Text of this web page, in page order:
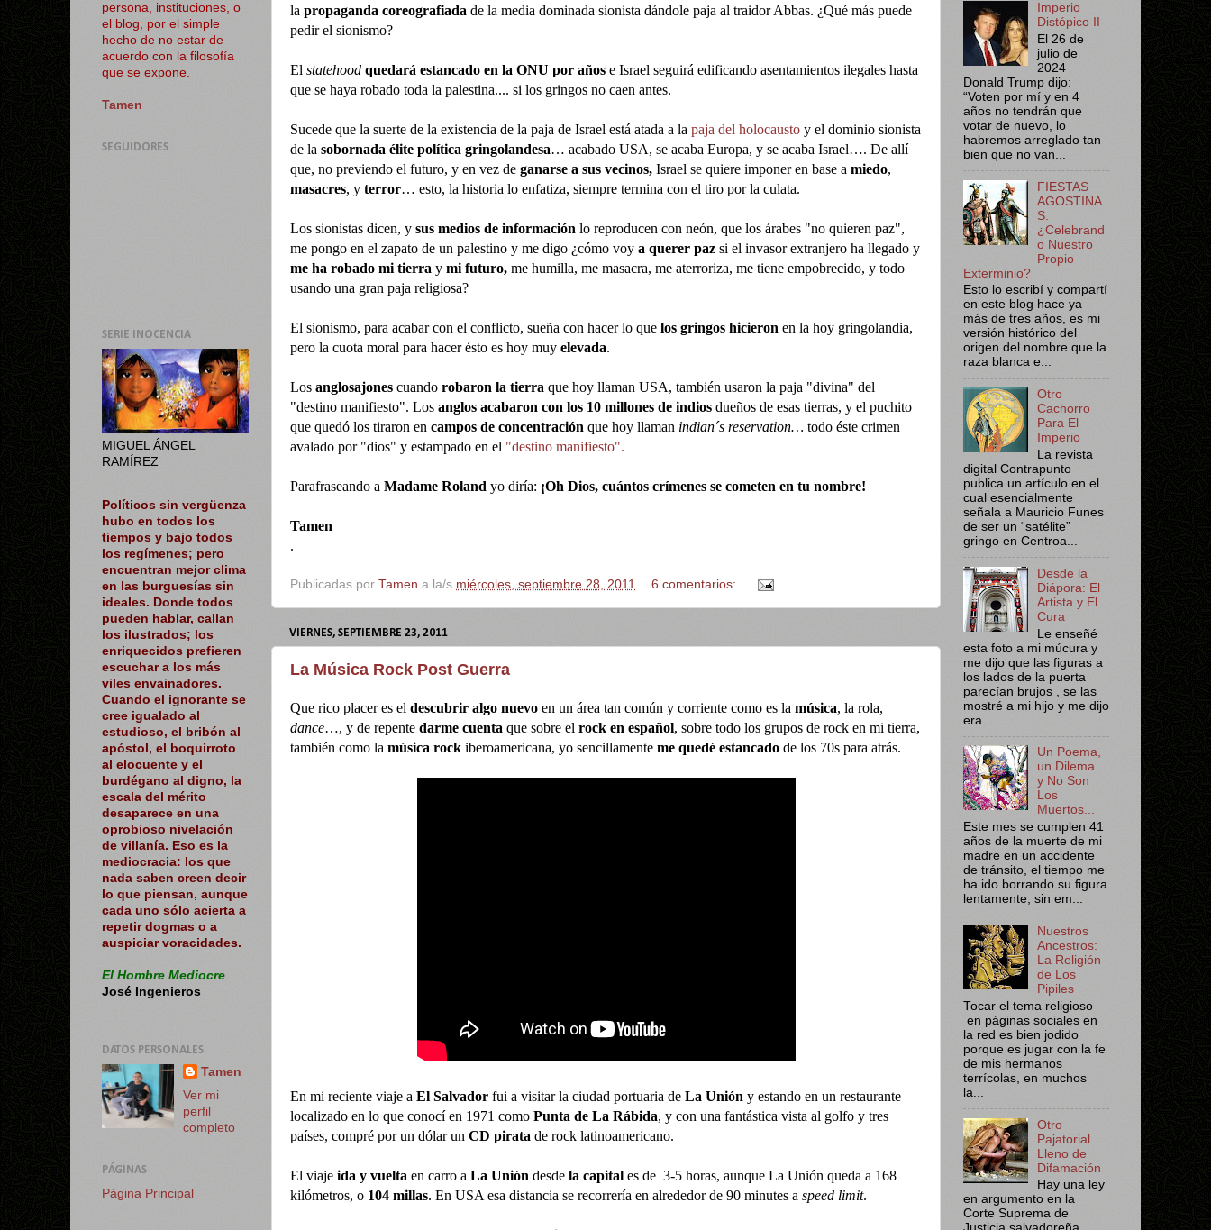
la propaganda coreografiada de la media dominada sionista dándole paja al traidor Abbas. ¿Qué más puede
pedir el sionismo?
El statehood quedará estancado en la ONU por años e Israel seguirá edificando asentamientos ilegales hasta
que se haya robado toda la palestina.... si los gringos no caen antes.
Sucede que la suerte de la existencia de la paja de Israel está atada a la paja del holocausto y el dominio sionista
de la sobornada élite política gringolandesa… acabado USA, se acaba Europa, y se acaba Israel…. De allí
que, no previendo el futuro, y en vez de ganarse a sus vecinos, Israel se quiere imponer en base a miedo,
masacres, y terror… esto, la historia lo enfatiza, siempre termina con el tiro por la culata.
Los sionistas dicen, y sus medios de información lo reproducen con neón, que los árabes "no quieren paz",
me pongo en el zapato de un palestino y me digo ¿cómo voy a querer paz si el invasor extranjero ha llegado y
me ha robado mi tierra y mi futuro, me humilla, me masacra, me aterroriza, me tiene empobrecido, y todo
usando una gran paja religiosa?
El sionismo, para acabar con el conflicto, sueña con hacer lo que los gringos hicieron en la hoy gringolandia,
pero la cuota moral para hacer ésto es hoy muy elevada.
Los anglosajones cuando robaron la tierra que hoy llaman USA, también usaron la paja "divina" del
"destino manifiesto". Los anglos acabaron con los 10 millones de indios dueños de esas tierras, y el puchito
que quedó los tiraron en campos de concentración que hoy llaman indian´s reservation… todo éste crimen
avalado por "dios" y estampado en el "destino manifiesto".
Parafraseando a Madame Roland yo diría: ¡Oh Dios, cuántos crímenes se cometen en tu nombre!
Tamen
.
Publicadas por Tamen a la/s miércoles, septiembre 28, 2011 6 comentarios:
VIERNES, SEPTIEMBRE 23, 2011
La Música Rock Post Guerra
Que rico placer es el descubrir algo nuevo en un área tan común y corriente como es la música, la rola,
dance…, y de repente darme cuenta que sobre el rock en español, sobre todo los grupos de rock en mi tierra,
también como la música rock iberoamericana, yo sencillamente me quedé estancado de los 70s para atrás.
En mi reciente viaje a El Salvador fui a visitar la ciudad portuaria de La Unión y estando en un restaurante
localizado en lo que conocí en 1971 como Punta de La Rábida, y con una fantástica vista al golfo y tres
países, compré por un dólar un CD pirata de rock latinoamericano.
El viaje ida y vuelta en carro a La Unión desde la capital es de 3-5 horas, aunque La Unión queda a 168
kilómetros, o 104 millas. En USA esa distancia se recorrería en alrededor de 90 minutes a speed limit.
persona, instituciones, o
el blog, por el simple
hecho de no estar de
acuerdo con la filosofía
que se expone.
Tamen
SEGUIDORES
SERIE INOCENCIA
MIGUEL ÁNGEL
RAMÍREZ
Políticos sin vergüenza
hubo en todos los
tiempos y bajo todos
los regímenes; pero
encuentran mejor clima
en las burguesías sin
ideales. Donde todos
pueden hablar, callan
los ilustrados; los
enriquecidos prefieren
escuchar a los más
viles envainadores.
Cuando el ignorante se
cree igualado al
estudioso, el bribón al
apóstol, el boquirroto
al elocuente y el
burdégano al digno, la
escala del mérito
desaparece en una
oprobioso nivelación
de villanía. Eso es la
mediocracia: los que
nada saben creen decir
lo que piensan, aunque
cada uno sólo acierta a
repetir dogmas o a
auspiciar voracidades.
El Hombre Mediocre
José Ingenieros
DATOS PERSONALES
Tamen
Ver mi
perfil
completo
PÁGINAS
Página Principal
Imperio
Distópico II
El 26 de
julio de
2024
Donald Trump dijo:
“Voten por mí y en 4
años no tendrán que
votar de nuevo, lo
habremos arreglado tan
bien que no van...
FIESTAS
AGOSTINA
S:
¿Celebrand
o Nuestro
Propio
Exterminio?
Esto lo escribí y compartí
en este blog hace ya
más de tres años, es mi
versión histórico del
origen del nombre que la
raza blanca e...
Otro
Cachorro
Para El
Imperio
La revista
digital Contrapunto
publica un artículo en el
cual esencialmente
señala a Mauricio Funes
de ser un “satélite”
gringo en Centroa...
Desde la
Diápora: El
Artista y El
Cura
Le enseñé
esta foto a mi múcura y
me dijo que las figuras a
los lados de la puerta
parecían brujos , se las
mostré a mi hijo y me dijo
era...
Un Poema,
un Dilema...
y No Son
Los
Muertos...
Este mes se cumplen 41
años de la muerte de mi
madre en un accidente
de tránsito, el tiempo me
ha ido borrando su figura
lentamente; sin em...
Nuestros
Ancestros:
La Religión
de Los
Pipiles
Tocar el tema religioso
en páginas sociales en
la red es bien jodido
porque es jugar con la fe
de mis hermanos
terrícolas, en muchos
la...
Otro
Pajatorial
Lleno de
Difamación
Hay una ley
en argumento en la
Corte Suprema de